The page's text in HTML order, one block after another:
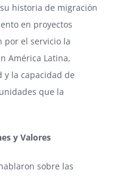
historia de migración
en proyectos
por el servicio la
América Latina,
la capacidad de
que la
y Valores
sobre las